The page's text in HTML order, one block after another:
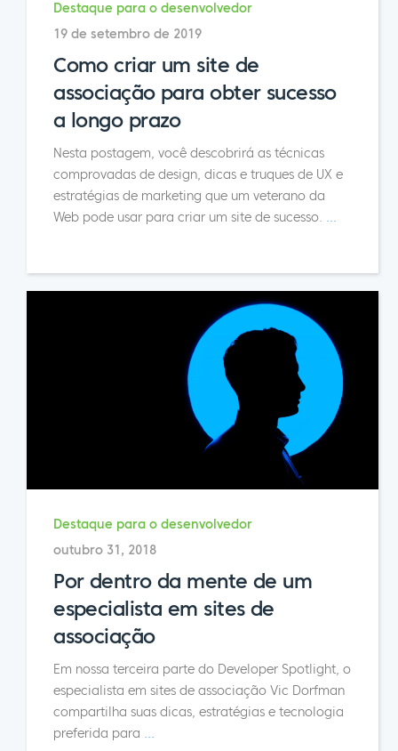
Destaque para o desenvolvedor
19 de setembro de 2019
Como criar um site de
associação para obter sucesso
a longo prazo
Nesta postagem, você descobrirá as técnicas
comprovadas de design, dicas e truques de UX e
estratégias de marketing que um veterano da
Web pode usar para criar um site de sucesso. ...
Destaque para o desenvolvedor
outubro 31, 2018
Por dentro da mente de um
especialista em sites de
associação
Em nossa terceira parte do Developer Spotlight, o
especialista em sites de associação Vic Dorfman
compartilha suas dicas, estratégias e tecnologia
preferida para ...